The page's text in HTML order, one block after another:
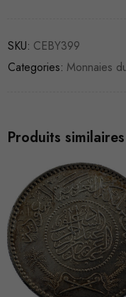
SKU: CEBY399
Categories: Monnaies
Produits similaires